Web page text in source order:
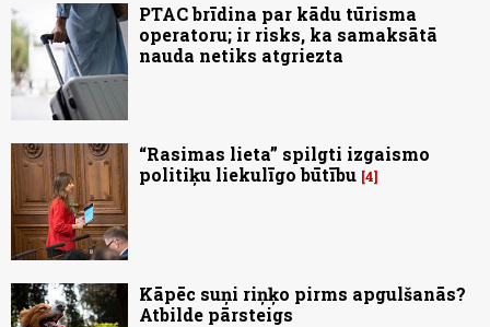
PTAC brīdina par kādu tūrisma
operatoru; ir risks, ka samaksātā
nauda netiks atgriezta
“Rasimas lieta” spilgti izgaismo
politiķu liekulīgo būtību 4
Kāpēc suņi riņķo pirms apgulšanās?
Atbilde pārsteigs